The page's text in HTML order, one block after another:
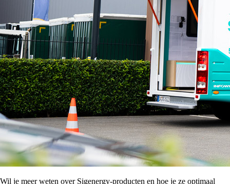
Wil je meer weten over Sigenergy-producten en hoe je ze optimaal